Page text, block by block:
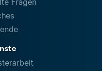
Fragen